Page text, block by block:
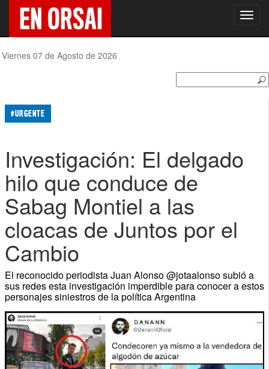
Viernes 07 de Agosto de 2026
#URGENTE
Investigación: El delgado
hilo que conduce de
Sabag Montiel a las
cloacas de Juntos por el
Cambio
El reconocido periodista Juan Alonso @jotaalonso subió a
sus redes esta investigación imperdible para conocer a estos
personajes siniestros de la política Argentina